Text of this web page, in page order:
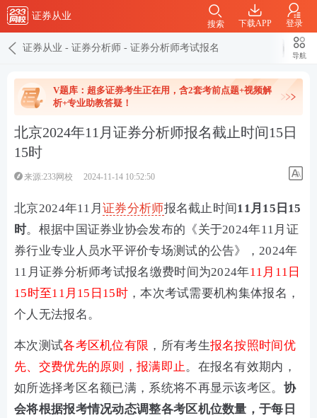
证券从业
下载APP 登录
搜索
证券从业 - 证券分析师 - 证券分析师考试报名
导航
V题库：超多证券考生正在用，含2套考前点题+视频解
析+专业助教答疑！
北京2024年11月证券分析师报名截止时间15日
15时
来源:233网校 2024-11-14 10:52:50
北京2024年11月 证券分析师报名截止时间11月15日15
时。根据中国证券业协会发布的《关于2024年11月证
券行业专业人员水平评价专场测试的公告》，2024年
11月证券分析师考试报名缴费时间为2024年11月11日
15时至11月15日15时，本次考试需要机构集体报名，
个人无法报名。
本次测试各考区机位有限 ，所有考生报名按照时间优
先、交费优先的原则，报满即止。在报名有效期内，
如所选择考区名额已满，系统将不再显示该考区。 协
会将根据报考情况动态调整各考区机位数量，于每日